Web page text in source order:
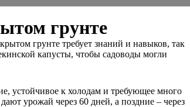
грунте
грунте требует знаний и навыков, так
капусты, чтобы садоводы могли
устойчивое к холодам и требующее много
урожай через 60 дней, а поздние – через